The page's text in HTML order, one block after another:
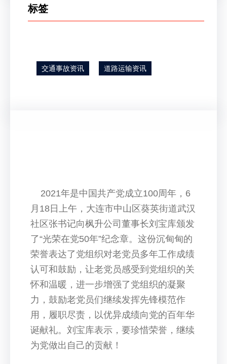
标签
交通事故资讯 道路运输资讯
2021年是中国共产党成立100周年，6
月18日上午，大连市中山区葵英街道武汉
社区张书记向枫升公司董事长刘宝库颁发
了“光荣在党50年”纪念章。这份沉甸甸的
荣誉表达了党组织对老党员多年工作成绩
认可和鼓励，让老党员感受到党组织的关
怀和温暖，进一步增强了党组织的凝聚
力，鼓励老党员们继续发挥先锋模范作
用，履职尽责，以优异成绩向党的百年华
诞献礼。刘宝库表示，要珍惜荣誉，继续
为党做出自己的贡献！